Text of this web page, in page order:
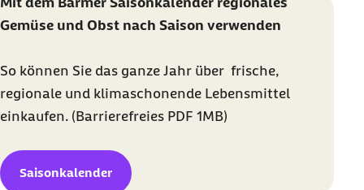
Gemüse und Obst nach Saison verwenden
So können Sie das ganze Jahr über frische,
regionale und klimaschonende Lebensmittel
einkaufen. (Barrierefreies PDF 1MB)
Saisonkalender